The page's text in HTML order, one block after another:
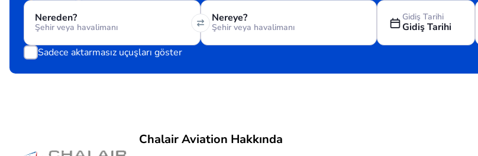
Nereden?
Nereye? Gidiş Tarihi
Gidiş Tarihi
Sadece aktarmasız uçuşları göster
Chalair Aviation Hakkında